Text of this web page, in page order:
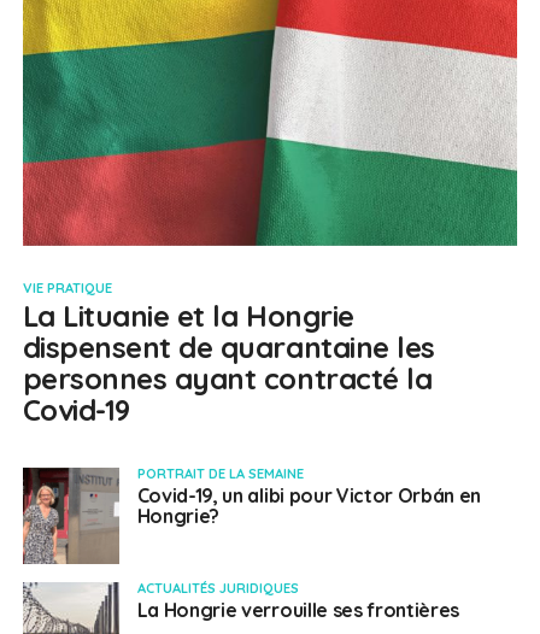
VIE PRATIQUE
La Lituanie et la Hongrie
dispensent de quarantaine les
personnes ayant contracté la
Covid-19
PORTRAIT DE LA SEMAINE
Covid-19, un alibi pour Victor Orbán en
Hongrie?
ACTUALITÉS JURIDIQUES
La Hongrie verrouille ses frontières